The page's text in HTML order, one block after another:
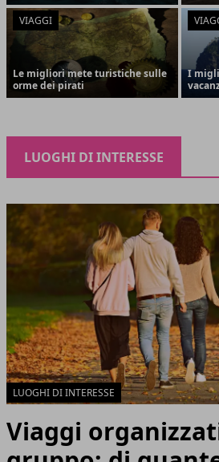
VIAGGI
Le migliori mete turistiche sulle
orme dei pirati
I
LUOGHI DI INTERESSE
LUOGHI DI INTERESSE
Viaggi